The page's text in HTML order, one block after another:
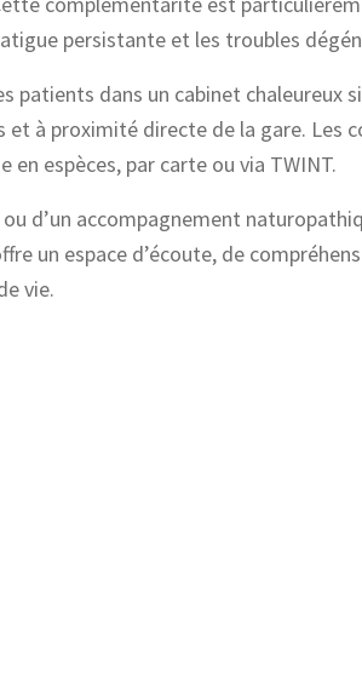
persistante et les troubles
patients dans un cabinet chaleureux
et à proximité directe de la gare. Les
en espèces, par carte ou via TWINT.
d’un accompagnement
un espace d’écoute, de
vie.